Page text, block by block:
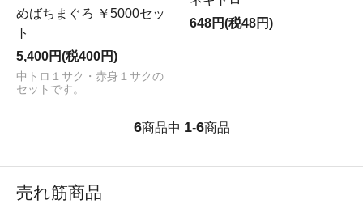
めばちまぐろ ￥5000セッ
ト
5,400円(税400円)
中トロ１サク・赤身１サクの
セットです。
648円(税48円)
6商品中 1-6商品
売れ筋商品